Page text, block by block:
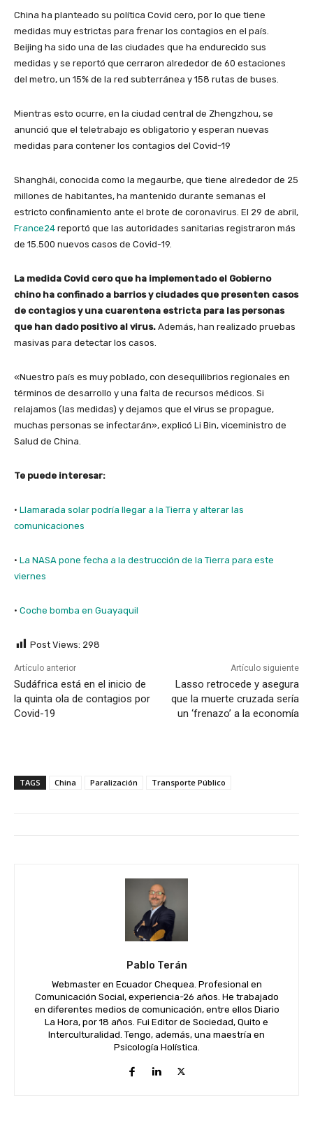
China ha planteado su política Covid cero, por lo que tiene
medidas muy estrictas para frenar los contagios en el país.
Beijing ha sido una de las ciudades que ha endurecido sus
medidas y se reportó que cerraron alrededor de 60 estaciones
del metro, un 15% de la red subterránea y 158 rutas de buses.
Mientras esto ocurre, en la ciudad central de Zhengzhou, se
anunció que el teletrabajo es obligatorio y esperan nuevas
medidas para contener los contagios del Covid-19
Shanghái, conocida como la megaurbe, que tiene alrededor de 25
millones de habitantes, ha mantenido durante semanas el
estricto confinamiento ante el brote de coronavirus. El 29 de abril,
France24 reportó que las autoridades sanitarias registraron más
de 15.500 nuevos casos de Covid-19.
La medida Covid cero que ha implementado el Gobierno
chino ha confinado a barrios y ciudades que presenten casos
de contagios y una cuarentena estricta para las personas
que han dado positivo al virus. Además, han realizado pruebas
masivas para detectar los casos.
«Nuestro país es muy poblado, con desequilibrios regionales en
términos de desarrollo y una falta de recursos médicos. Si
relajamos (las medidas) y dejamos que el virus se propague,
muchas personas se infectarán», explicó Li Bin, viceministro de
Salud de China.
Te puede interesar:
· Llamarada solar podría llegar a la Tierra y alterar las
comunicaciones
· La NASA pone fecha a la destrucción de la Tierra para este
viernes
· Coche bomba en Guayaquil
Post Views: 298
Artículo anterior
Sudáfrica está en el inicio de
la quinta ola de contagios por
Covid-19
Artículo siguiente
Lasso retrocede y asegura
que la muerte cruzada sería
un ‘frenazo’ a la economía
TAGS China Paralización Transporte Público
Pablo Terán
Webmaster en Ecuador Chequea. Profesional en
Comunicación Social, experiencia-26 años. He trabajado
en diferentes medios de comunicación, entre ellos Diario
La Hora, por 18 años. Fui Editor de Sociedad, Quito e
Interculturalidad. Tengo, además, una maestría en
Psicología Holística.